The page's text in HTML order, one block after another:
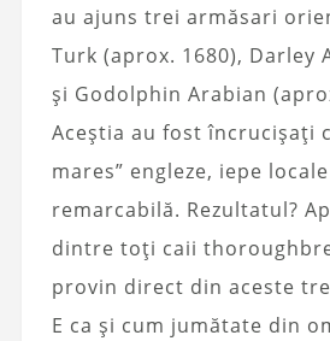
au ajuns trei armăsari
Turk (aprox. 1680), Darley
și Godolphin Arabian
Aceștia au fost încrucișați
mares” engleze, iepe
remarcabilă. Rezultatul?
dintre toți caii
provin direct din aceste
E ca și cum jumătate din